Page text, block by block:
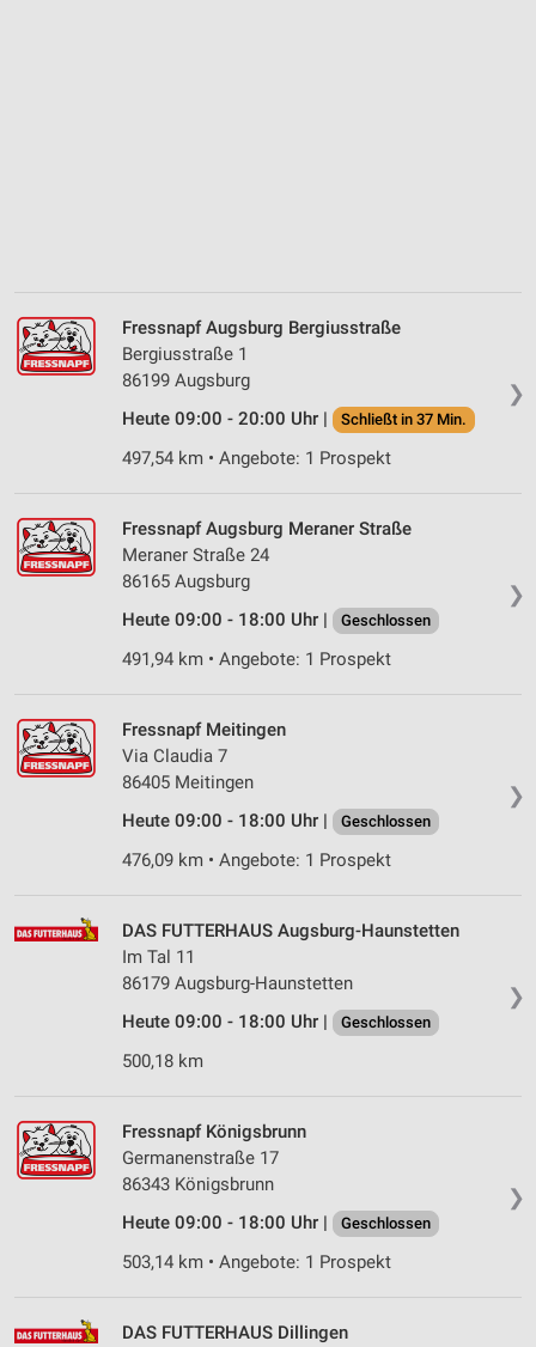
❯
Fressnapf Augsburg Bergiusstraße
Bergiusstraße 1
86199 Augsburg
Heute 09:00 - 20:00 Uhr |
Schließt in 37 Min.
497,54 km • Angebote: 1 Prospekt
❯
Fressnapf Augsburg Meraner Straße
Meraner Straße 24
86165 Augsburg
Heute 09:00 - 18:00 Uhr |
Geschlossen
491,94 km • Angebote: 1 Prospekt
❯
Fressnapf Meitingen
Via Claudia 7
86405 Meitingen
Heute 09:00 - 18:00 Uhr |
Geschlossen
476,09 km • Angebote: 1 Prospekt
❯
DAS FUTTERHAUS Augsburg-Haunstetten
Im Tal 11
86179 Augsburg-Haunstetten
Heute 09:00 - 18:00 Uhr |
Geschlossen
500,18 km
❯
Fressnapf Königsbrunn
Germanenstraße 17
86343 Königsbrunn
Heute 09:00 - 18:00 Uhr |
Geschlossen
503,14 km • Angebote: 1 Prospekt
DAS FUTTERHAUS Dillingen